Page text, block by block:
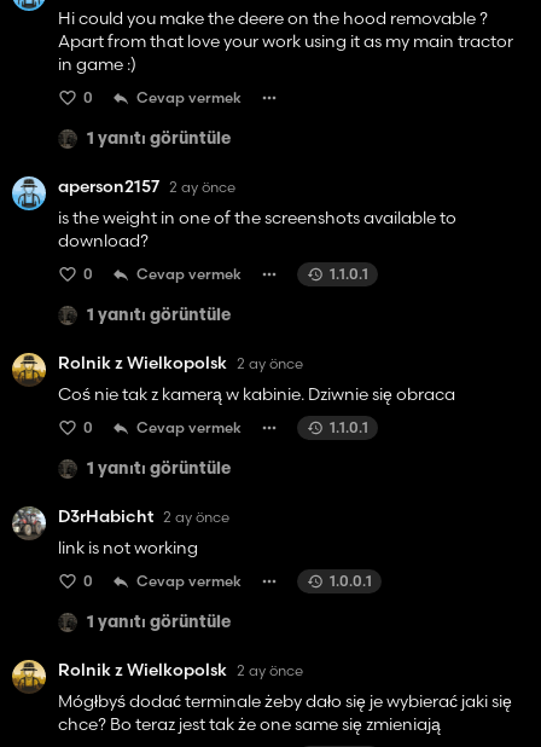
Hi could you make the deere on the hood removable ?
Apart from that love your work using it as my main tractor
in game :)
0 Cevap vermek
1 yanıtı görüntüle
aperson2157 2 ay önce
is the weight in one of the screenshots available to
download?
0 Cevap vermek 1.1.0.1
1 yanıtı görüntüle
Rolnik z Wielkopolsk 2 ay önce
Coś nie tak z kamerą w kabinie. Dziwnie się obraca
0 Cevap vermek 1.1.0.1
1 yanıtı görüntüle
D3rHabicht 2 ay önce
link is not working
0 Cevap vermek 1.0.0.1
1 yanıtı görüntüle
Rolnik z Wielkopolsk 2 ay önce
Mógłbyś dodać terminale żeby dało się je wybierać jaki się
chce? Bo teraz jest tak że one same się zmieniają